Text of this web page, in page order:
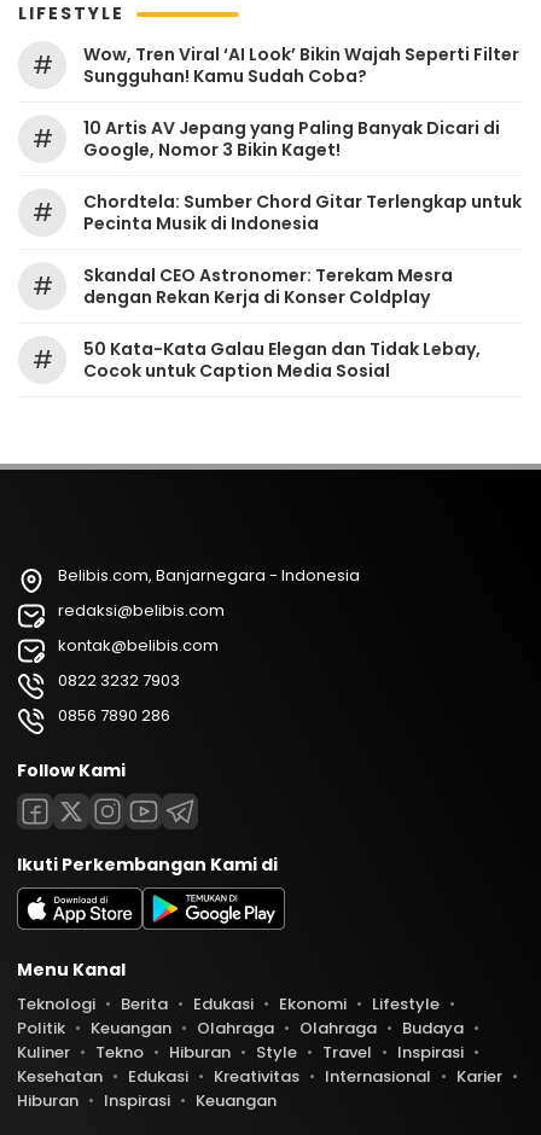
LIFESTYLE
#
Wow, Tren Viral ‘AI Look’ Bikin Wajah Seperti Filter
Sungguhan! Kamu Sudah Coba?
#
10 Artis AV Jepang yang Paling Banyak Dicari di
Google, Nomor 3 Bikin Kaget!
#
Chordtela: Sumber Chord Gitar Terlengkap untuk
Pecinta Musik di Indonesia
#
Skandal CEO Astronomer: Terekam Mesra
dengan Rekan Kerja di Konser Coldplay
#
50 Kata-Kata Galau Elegan dan Tidak Lebay,
Cocok untuk Caption Media Sosial
Belibis.com, Banjarnegara - Indonesia
redaksi@belibis.com
kontak@belibis.com
0822 3232 7903
0856 7890 286
Follow Kami
Ikuti Perkembangan Kami di
Menu Kanal
Teknologi Berita Edukasi Ekonomi
Lifestyle
Politik
Keuangan Olahraga Olahraga
Budaya
Kuliner
Tekno Hiburan Style Travel
Inspirasi
Kesehatan
Edukasi Kreativitas Internasional
Karier
Hiburan
Inspirasi Keuangan